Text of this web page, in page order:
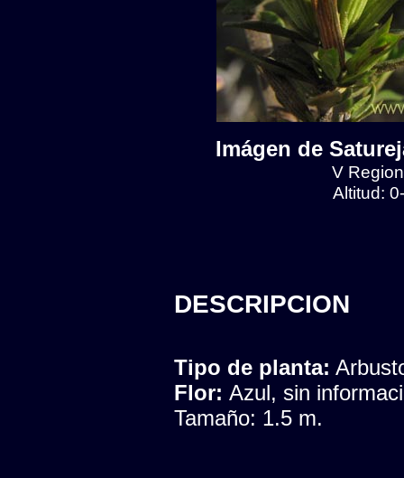
Imágen de
V
Altitud:
DESCRIPCION
Tipo de planta:
Flor: Azul, sin
Tamaño: 1.5 m.